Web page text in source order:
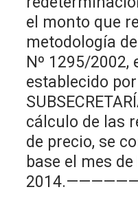
el monto que
metodología
Nº 1295/2002,
establecido por
cálculo de las
de precio, se
base el mes de